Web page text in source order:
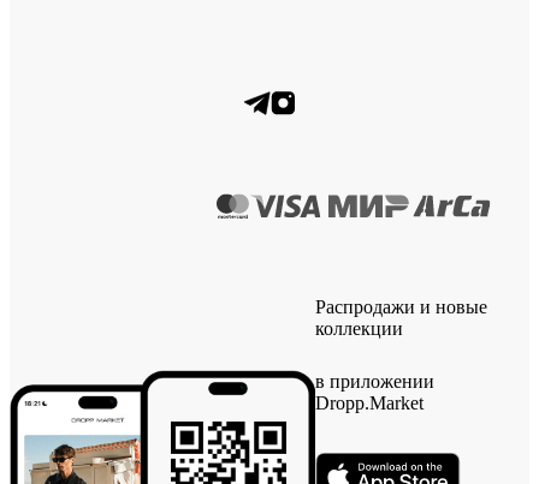
Распродажи и новые
коллекции
в приложении
Dropp.Market